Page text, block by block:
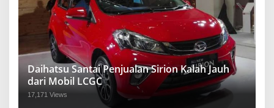
Daihatsu Santai Penjualan Sirion Kalah Jauh
dari Mobil LCGC
17,171 Views